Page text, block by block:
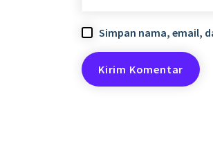
Simpan nama, email,